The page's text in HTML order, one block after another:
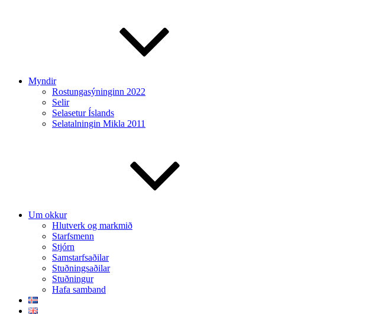
Myndir
Rostungasýninginn 2022
Selir
Selasetur Íslands
Selatalningin Mikla 2011
Um okkur
Hlutverk og markmið
Starfsmenn
Stjórn
Samstarfsaðilar
Stuðningsaðilar
Stuðningur
Hafa samband